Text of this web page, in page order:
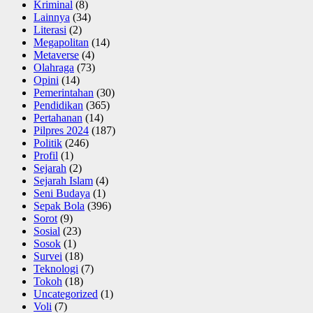
Kriminal (8)
Lainnya (34)
Literasi (2)
Megapolitan (14)
Metaverse (4)
Olahraga (73)
Opini (14)
Pemerintahan (30)
Pendidikan (365)
Pertahanan (14)
Pilpres 2024 (187)
Politik (246)
Profil (1)
Sejarah (2)
Sejarah Islam (4)
Seni Budaya (1)
Sepak Bola (396)
Sorot (9)
Sosial (23)
Sosok (1)
Survei (18)
Teknologi (7)
Tokoh (18)
Uncategorized (1)
Voli (7)